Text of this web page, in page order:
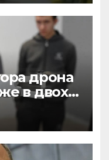
дрона
в двох